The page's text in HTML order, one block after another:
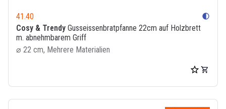
41.40 contrast
Cosy & Trendy Gusseissenbratpfanne 22cm auf Holzbrett
m. abnehmbarem Griff
⌀ 22 cm, Mehrere Materialien